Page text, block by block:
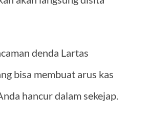
denda Lartas
bisa membuat arus kas
hancur dalam sekejap.